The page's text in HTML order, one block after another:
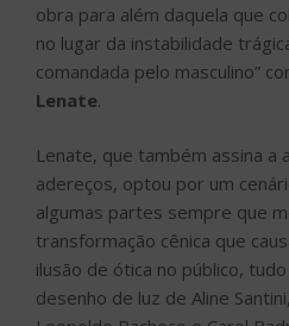
obra para além daquela que
no lugar da instabilidade
comandada pelo masculino”
Lenate.
Lenate, que também assina a
adereços, optou por um
algumas partes sempre que
transformação cênica que
ilusão de ótica no público,
desenho de luz de Aline